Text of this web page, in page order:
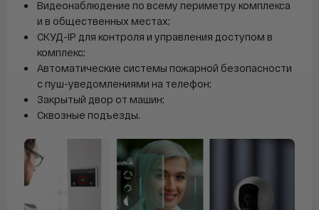
Видеонаблюдение по всему периметру комплекса
и в общественных местах;
СКУД-IP для контроля и управления доступом в
комплекс;
Автоматические системы пожарной безопасности
с пуш-уведомлениями на телефон;
Закрытый двор от машин;
Сквозные подъезды.